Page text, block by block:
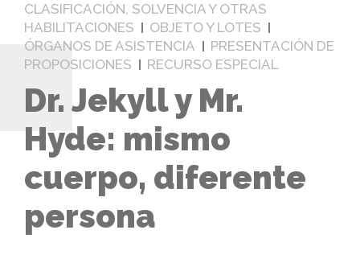
CLASIFICACIÓN, SOLVENCIA Y OTRAS
HABILITACIONES
OBJETO Y LOTES
ÓRGANOS DE ASISTENCIA
PRESENTACIÓN DE
PROPOSICIONES
RECURSO ESPECIAL
Dr. Jekyll y Mr.
Hyde: mismo
cuerpo, diferente
persona